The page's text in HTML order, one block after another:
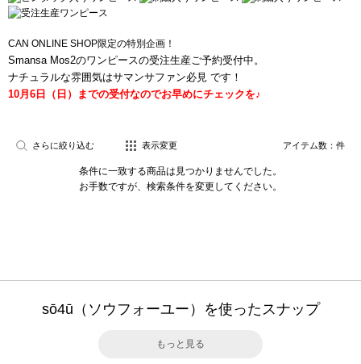
CAN ONLINE SHOP限定の特別企画！
Smansa Mos2のワンピースの受注生産ご予約受付中。
ナチュラルな雰囲気はサマンサファン必見 です！
10月6日（日）までの受付なのでお早めにチェックを♪
さらに絞り込む 表示変更 アイテム数： 件
条件に一致する商品は見つかりませんでした。
お手数ですが、検索条件を変更してください。
sō4ū（ソウフォーユー）を使ったスナップ
もっと見る